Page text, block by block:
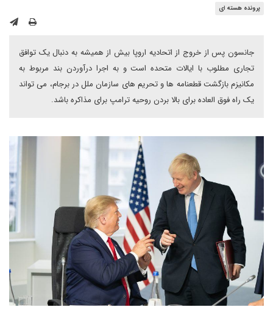
پرونده هسته ای
جانسون پس از خروج از اتحادیه اروپا بیش از همیشه به دنبال یک توافق
تجاری مطلوب با ایالات متحده است و به اجرا درآوردن بند مربوط به
مکانیزم بازگشت قطعنامه ها و تحریم های سازمان ملل در برجام، می تواند
یک راه فوق العاده برای بالا بردن روحیه ترامپ برای مذاکره باشد.